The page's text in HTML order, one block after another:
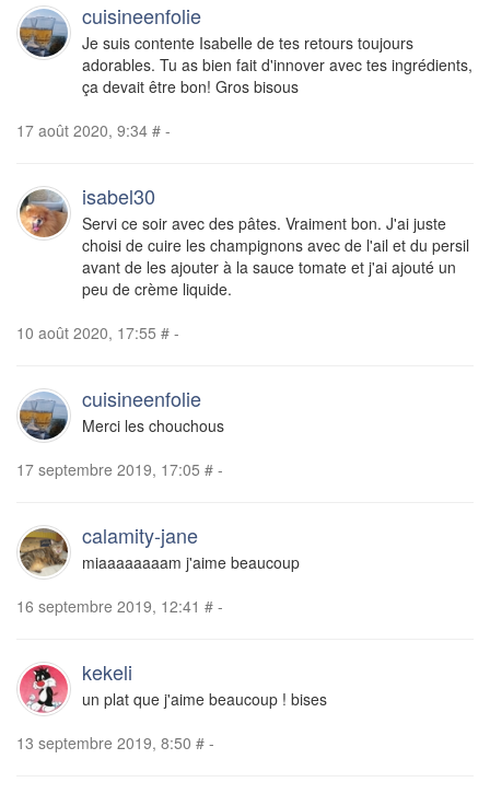
cuisineenfolie
Je suis contente Isabelle de tes retours toujours
adorables. Tu as bien fait d'innover avec tes ingrédients,
ça devait être bon! Gros bisous
17 août 2020, 9:34 # -
isabel30
Servi ce soir avec des pâtes. Vraiment bon. J'ai juste
choisi de cuire les champignons avec de l'ail et du persil
avant de les ajouter à la sauce tomate et j'ai ajouté un
peu de crème liquide.
10 août 2020, 17:55 # -
cuisineenfolie
Merci les chouchous
17 septembre 2019, 17:05 # -
calamity-jane
miaaaaaaaam j'aime beaucoup
16 septembre 2019, 12:41 # -
kekeli
un plat que j'aime beaucoup ! bises
13 septembre 2019, 8:50 # -